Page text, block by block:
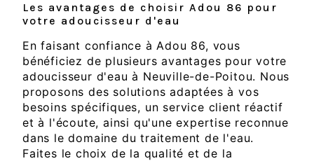
Les avantages de choisir Adou 86 pour
votre adoucisseur d'eau
En faisant confiance à Adou 86, vous
bénéficiez de plusieurs avantages pour votre
adoucisseur d'eau à Neuville-de-Poitou. Nous
proposons des solutions adaptées à vos
besoins spécifiques, un service client réactif
et à l'écoute, ainsi qu'une expertise reconnue
dans le domaine du traitement de l'eau.
Faites le choix de la qualité et de la